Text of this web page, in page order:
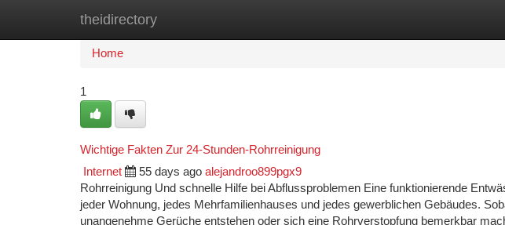
theidirectory
Home
Home
1
Wichtige Fakten Zur 24-Stunden-Rohrreinigung
Internet 55 days ago alejandroo899pgx9
Rohrreinigung Und schnelle Hilfe bei Abflussproblemen Eine funktionierende
jeder Wohnung, jedes Mehrfamilienhauses und jedes gewerblichen Gebäudes.
unangenehme Gerüche entstehen oder sich eine Rohrverstopfung bemerkbar